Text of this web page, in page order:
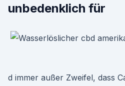
unbedenklich für
d immer außer Zweifel, dass